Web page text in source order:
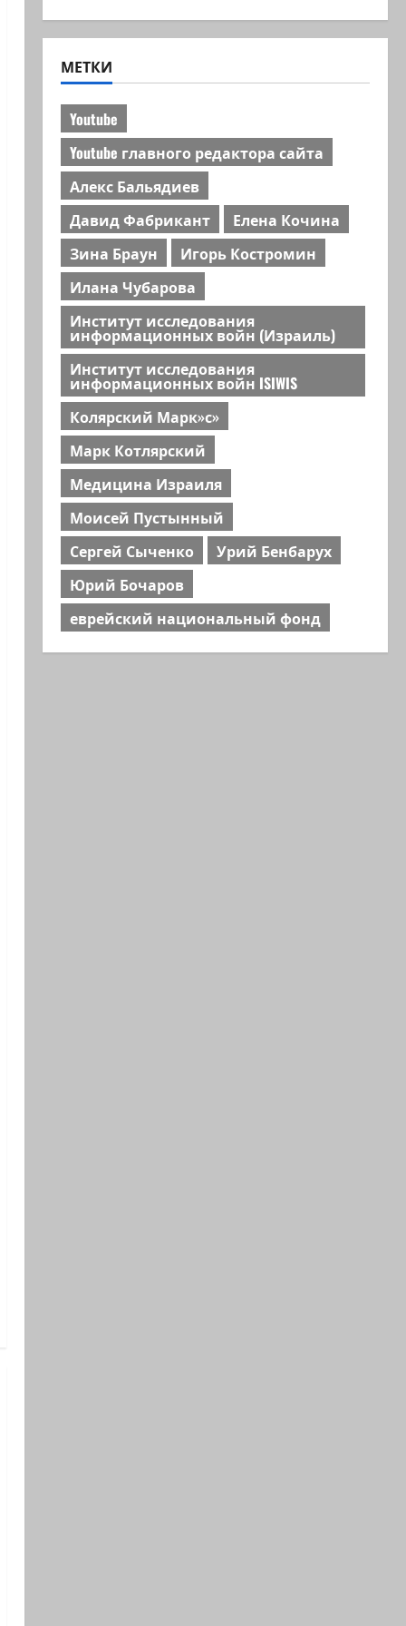
МЕТКИ
Youtube
Youtube главного редактора сайта
Алекс Бальядиев
Давид Фабрикант
Елена Кочина
Зина Браун
Игорь Костромин
Илана Чубарова
Институт исследования
информационных войн (Израиль)
Институт исследования
информационных войн ISIWIS
Колярский Марк»с»
Марк Котлярский
Медицина Израиля
Моисей Пустынный
Сергей Сыченко
Урий Бенбарух
Юрий Бочаров
еврейский национальный фонд